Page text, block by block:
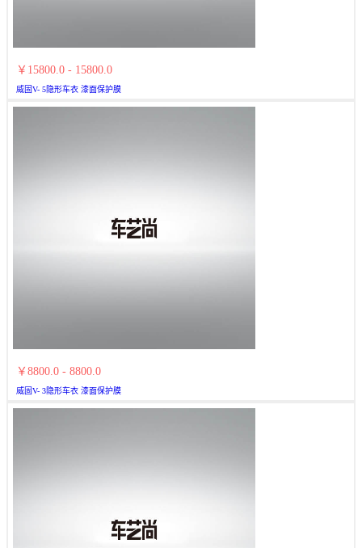
￥15800.0 - 15800.0
威固V- 5隐形车衣 漆面保护膜
￥8800.0 - 8800.0
威固V- 3隐形车衣 漆面保护膜